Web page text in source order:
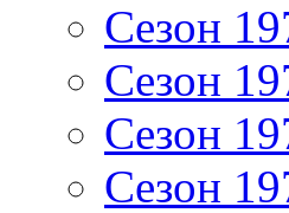
Сезон
Сезон
Сезон
Сезон